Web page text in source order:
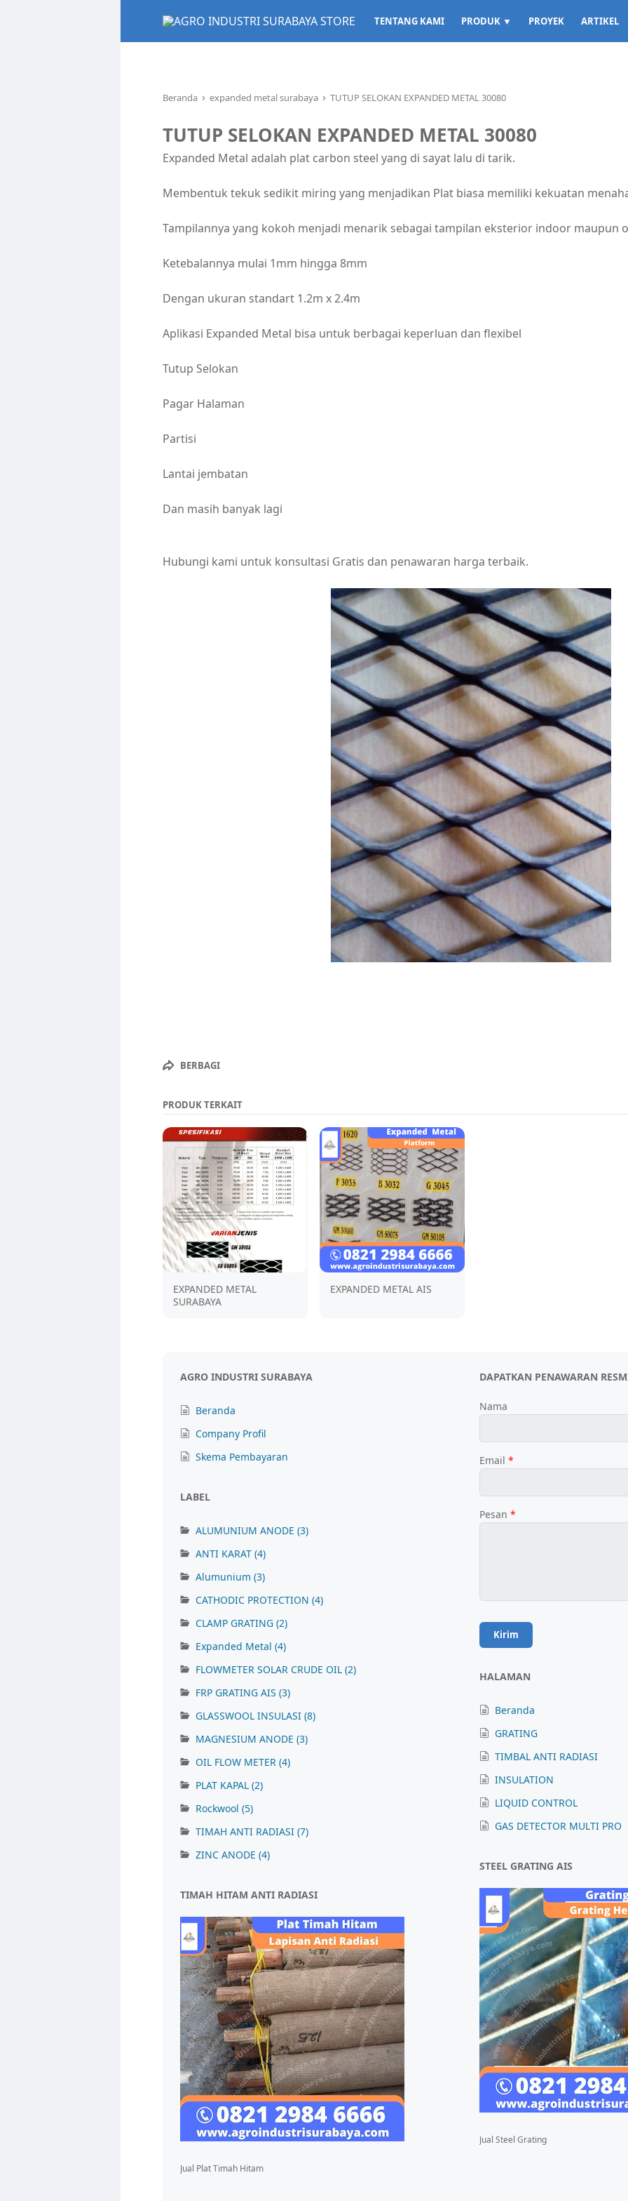
TENTANG KAMI PRODUK ▼ PROYEK ARTIKEL
Beranda › expanded metal surabaya › TUTUP SELOKAN EXPANDED METAL 30080
TUTUP SELOKAN EXPANDED METAL 30080
Expanded Metal adalah plat carbon steel yang di sayat lalu di tarik.
Membentuk tekuk sedikit miring yang menjadikan Plat biasa memiliki kekuatan
Tampilannya yang kokoh menjadi menarik sebagai tampilan eksterior indoor maupun
Ketebalannya mulai 1mm hingga 8mm
Dengan ukuran standart 1.2m x 2.4m
Aplikasi Expanded Metal bisa untuk berbagai keperluan dan flexibel
Tutup Selokan
Pagar Halaman
Partisi
Lantai jembatan
Dan masih banyak lagi
Hubungi kami untuk konsultasi Gratis dan penawaran harga terbaik.
BERBAGI
PRODUK TERKAIT
EXPANDED METAL
SURABAYA
EXPANDED METAL AIS
AGRO INDUSTRI SURABAYA
Beranda
Company Profil
Skema Pembayaran
LABEL
ALUMUNIUM ANODE (3)
ANTI KARAT (4)
Alumunium (3)
CATHODIC PROTECTION (4)
CLAMP GRATING (2)
Expanded Metal (4)
FLOWMETER SOLAR CRUDE OIL (2)
FRP GRATING AIS (3)
GLASSWOOL INSULASI (8)
MAGNESIUM ANODE (3)
OIL FLOW METER (4)
PLAT KAPAL (2)
Rockwool (5)
TIMAH ANTI RADIASI (7)
ZINC ANODE (4)
TIMAH HITAM ANTI RADIASI
Jual Plat Timah Hitam
DAPATKAN PENAWARAN
Nama
Email*
Pesan*
HALAMAN
Beranda
GRATING
TIMBAL ANTI RADIASI
INSULATION
LIQUID CONTROL
GAS DETECTOR MULTI PRO
STEEL GRATING AIS
Jual Steel Grating